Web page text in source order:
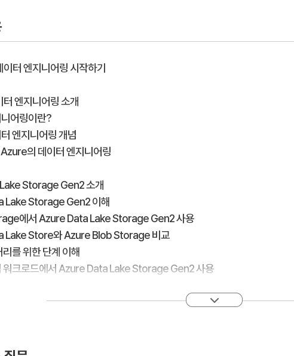
터 엔지니어링 시작하기
엔지니어링 소개
어링이란?
엔지니어링 개념
의 데이터 엔지니어링
Storage Gen2 소개
Lake Storage Gen2 이해
에서 Azure Data Lake Storage Gen2 사용
Lake Store와 Azure Blob Storage 비교
를 위한 단계 이해
워크로드에서 Azure Data Lake Storage Gen2 사용
서버리스 SQL 풀을 사용하여 데이터 분석 솔루션 빌드
서버리스 SQL 풀 기능 및 사용 사례 이해